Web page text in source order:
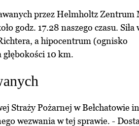
przez Helmholtz Zentrum
godz. 17.28 naszego czasu. Siła
a hipocentrum (ognisko
10 km.
Straży Pożarnej w Bełchatowie
wezwania w tej sprawie. -